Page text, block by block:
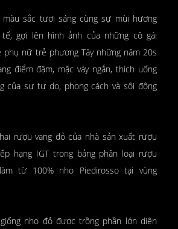
sắc tươi sáng cùng sự mùi hương
gợi lên hình ảnh của những cô gái
nữ trẻ phương Tây những năm 20s
điểm đậm, mặc váy ngắn, thích uống
của sự tự do, phong cách và sôi động
rượu vang đỏ của nhà sản xuất rượu
hạng IGT trong bảng phân loại rượu
từ 100% nho Piedirosso tại vùng
nho đỏ được trồng phần lớn diện